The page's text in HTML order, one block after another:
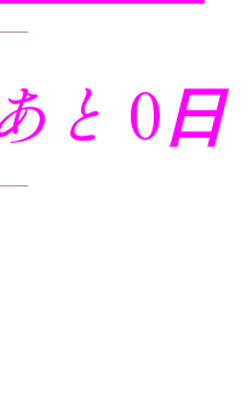
と 0日